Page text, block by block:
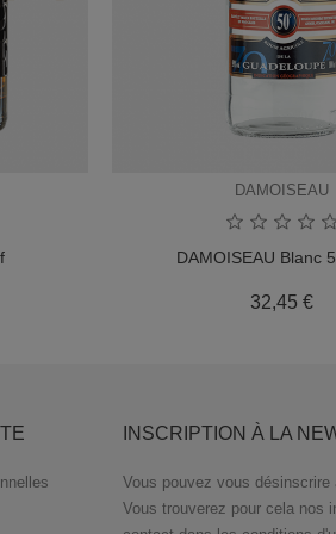
DAMOISEAU
DAMOISEAU Blanc
32,45 €Prix
INSCRIPTION À LA
Vous pouvez vous désinscrire
Vous trouverez pour cela nos